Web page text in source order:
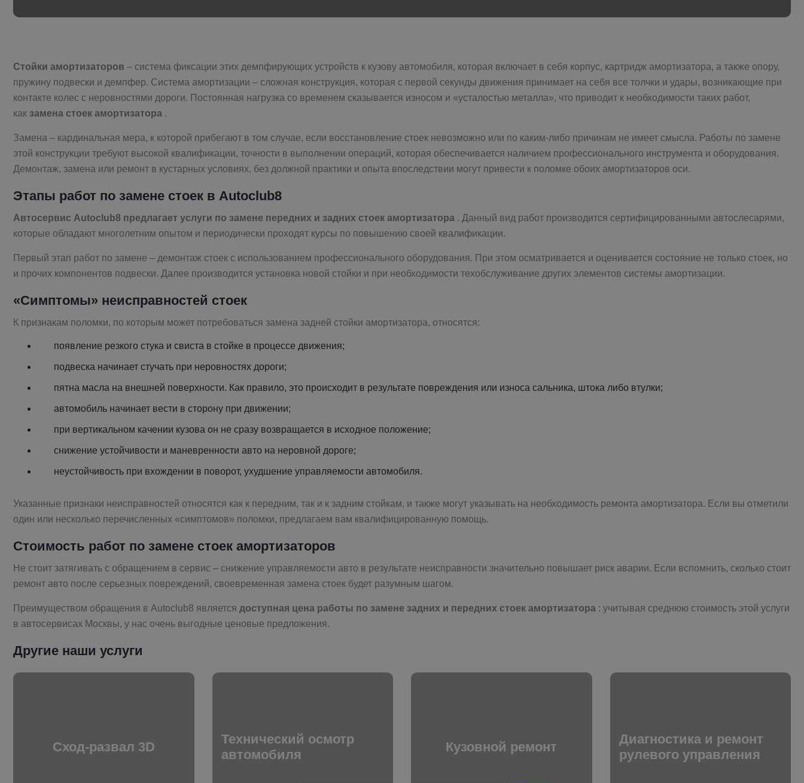
Стойки амортизаторов – система фиксации этих демпфирующих устройств к кузову автомобиля, которая включает в себя корпус, картридж амортизатора, а также опору,
пружину подвески и демпфер. Система амортизации – сложная конструкция, которая с первой секунды движения принимает на себя все толчки и удары, возникающие при
контакте колес с неровностями дороги. Постоянная нагрузка со временем сказывается износом и «усталостью металла», что приводит к необходимости таких работ,
как замена стоек амортизатора .
Замена – кардинальная мера, к которой прибегают в том случае, если восстановление стоек невозможно или по каким-либо причинам не имеет смысла. Работы по замене
этой конструкции требуют высокой квалификации, точности в выполнении операций, которая обеспечивается наличием профессионального инструмента и оборудования.
Демонтаж, замена или ремонт в кустарных условиях, без должной практики и опыта впоследствии могут привести к поломке обоих амортизаторов оси.
Этапы работ по замене стоек в Autoclub8
Автосервис Autoclub8 предлагает услуги по замене передних и задних стоек амортизатора . Данный вид работ производится сертифицированными автослесарями,
которые обладают многолетним опытом и периодически проходят курсы по повышению своей квалификации.
Первый этап работ по замене – демонтаж стоек с использованием профессионального оборудования. При этом осматривается и оценивается состояние не только стоек, но
и прочих компонентов подвески. Далее производится установка новой стойки и при необходимости техобслуживание других элементов системы амортизации.
«Симптомы» неисправностей стоек
К признакам поломки, по которым может потребоваться замена задней стойки амортизатора, относятся:
появление резкого стука и свиста в стойке в процессе движения;
подвеска начинает стучать при неровностях дороги;
пятна масла на внешней поверхности. Как правило, это происходит в результате повреждения или износа сальника, штока либо втулки;
автомобиль начинает вести в сторону при движении;
при вертикальном качении кузова он не сразу возвращается в исходное положение;
снижение устойчивости и маневренности авто на неровной дороге;
неустойчивость при вхождении в поворот, ухудшение управляемости автомобиля.
Указанные признаки неисправностей относятся как к передним, так и к задним стойкам, и также могут указывать на необходимость ремонта амортизатора. Если вы отметили
один или несколько перечисленных «симптомов» поломки, предлагаем вам квалифицированную помощь.
Стоимость работ по замене стоек амортизаторов
Не стоит затягивать с обращением в сервис – снижение управляемости авто в результате неисправности значительно повышает риск аварии. Если вспомнить, сколько стоит
ремонт авто после серьезных повреждений, своевременная замена стоек будет разумным шагом.
Преимуществом обращения в Autoclub8 является доступная цена работы по замене задних и передних стоек амортизатора : учитывая среднюю стоимость этой услуги
в автосервисах Москвы, у нас очень выгодные ценовые предложения.
Другие наши услуги
Cход-развал 3D
Технический осмотр
автомобиля
Кузовной ремонт
Диагностика и ремонт
рулевого управления